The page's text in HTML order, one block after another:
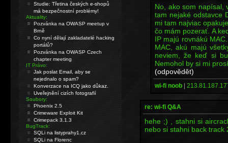
No, ako som napísal,
tam nejaké odstavce
mi tam najviac
čo mám pozerať. A
IP majú rovnákú
MAC, akú majú
neviem, že keď si
Nemohol by si mi
(odpovědět)
wi-fi noob |
re: wi-fi Q&A
hehe ;) , stahni si
nebo si stahni back track
Studie: Třetina českých e-shopů
má bezpečnostní problémy!
Aktuality:
Pozvánka na OWASP meetup v
Brně
Co nyní dělají zakladatelé hacking
portálů?
Pozvánka na OWASP Czech
chapter meeting
IT Právo:
Jak poslat Email, aby se
nejednalo o spam?
Konverzace na ICQ jako důkaz.
Uveřejnění cizích fotografií
Soubory:
Phoenix 2.5
Crimeware Exploit Kit
Crimepack 3.1.3
BugTrack:
SQLi na listyprahy1.cz
SQLi na Florenc